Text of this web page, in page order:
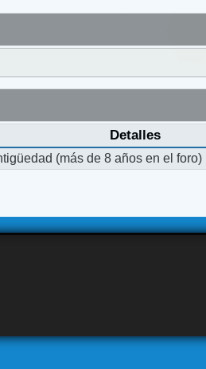
Detalles
(más de 8 años en el foro)